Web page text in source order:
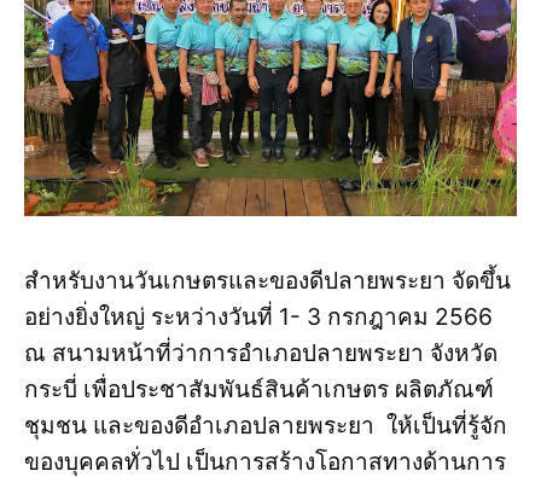
สำหรับงานวันเกษตรและของดีปลายพระยา จัดขึ้น
อย่างยิ่งใหญ่ ระหว่างวันที่ 1- 3 กรกฎาคม 2566
ณ สนามหน้าที่ว่าการอำเภอปลายพระยา จังหวัด
กระบี่ เพื่อประชาสัมพันธ์สินค้าเกษตร ผลิตภัณฑ์
ชุมชน และของดีอำเภอปลายพระยา ให้เป็นที่รู้จัก
ของบุคคลทั่วไป เป็นการสร้างโอกาสทางด้านการ